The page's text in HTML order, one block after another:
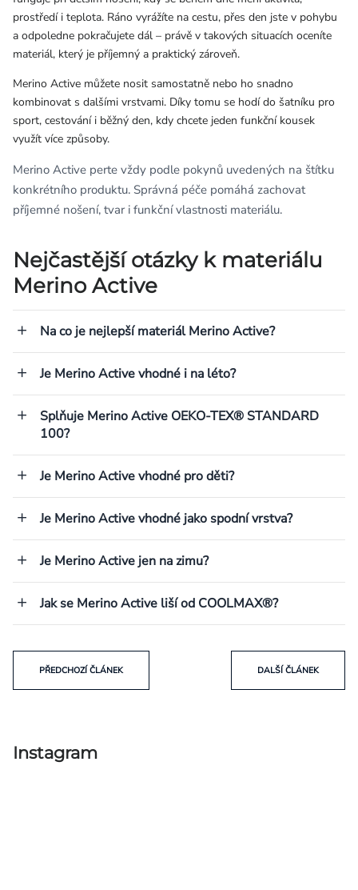
prostředí i teplota. Ráno vyrážíte na cestu, přes den jste v pohybu
a odpoledne pokračujete dál – právě v takových situacích oceníte
materiál, který je příjemný a praktický zároveň.
Merino Active můžete nosit samostatně nebo ho snadno
kombinovat s dalšími vrstvami. Díky tomu se hodí do šatníku pro
sport, cestování i běžný den, kdy chcete jeden funkční kousek
využít více způsoby.
Merino Active perte vždy podle pokynů uvedených na štítku
konkrétního produktu. Správná péče pomáhá zachovat
příjemné nošení, tvar i funkční vlastnosti materiálu.
Nejčastější otázky k materiálu
Merino Active
Na co je nejlepší materiál Merino Active?
Je Merino Active vhodné i na léto?
Splňuje Merino Active OEKO-TEX® STANDARD
100?
Je Merino Active vhodné pro děti?
Je Merino Active vhodné jako spodní vrstva?
Je Merino Active jen na zimu?
Jak se Merino Active liší od COOLMAX®?
PŘEDCHOZÍ ČLÁNEK DALŠÍ ČLÁNEK
Instagram